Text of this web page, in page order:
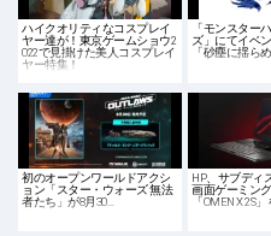
ハイクオリティなコスプレイ
ヤー達が！東京ゲームショウ2
022で見掛けた美人コスプレイ
ヤー特集！
「モンスター
ズ」にてイベ
「砂塵に揺ら
初のオープンワールドアクシ
ョン「スター・ウォーズ 無法
者たち」が8月30…
HP、サブディ
画面ゲーミン
「OMEN X 2S